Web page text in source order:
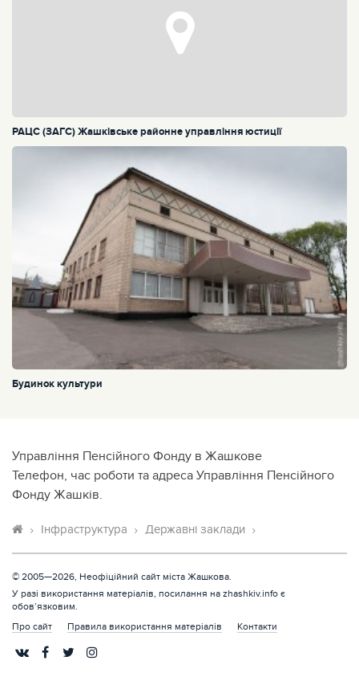
РАЦС (ЗАГС) Жашківське районне управління юстиції
Будинок культури
Управлiння Пенсiйного Фонду в Жашкове
Телефон, час роботи та адреса Управлiння Пенсiйного
Фонду Жашків.
Інфраструктура Державні заклади
© 2005—2026, Неофіційний сайт міста Жашкова.
У разі використання матеріалів, посилання на zhashkiv.info є
обов’язковим.
Про сайт
Правила використання матеріалів Контакти